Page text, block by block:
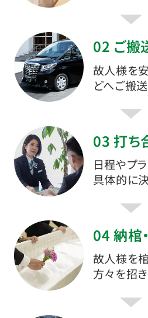
02 ご搬
故人様を
どへご搬送
03 打ち
日程やプ
具体的に
04 納棺
故人様を
方々を招